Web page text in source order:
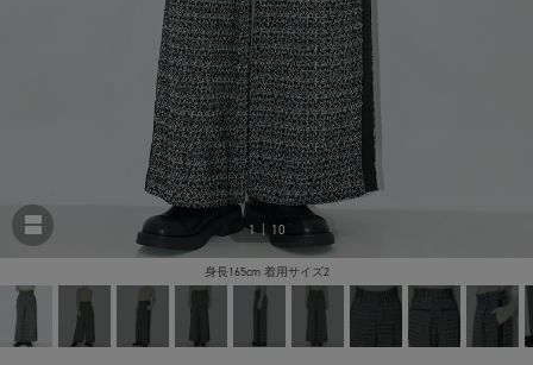
1 | 10
身長165cm 着用サイズ2